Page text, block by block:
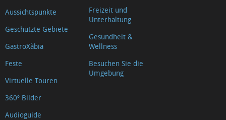
Aussichtspunkte
Geschützte Gebiete
GastroXàbia
Feste
Virtuelle Touren
360º Bilder
Audioguide
Freizeit und
Unterhaltung
Gesundheit &
Wellness
Besuchen Sie die
Umgebung